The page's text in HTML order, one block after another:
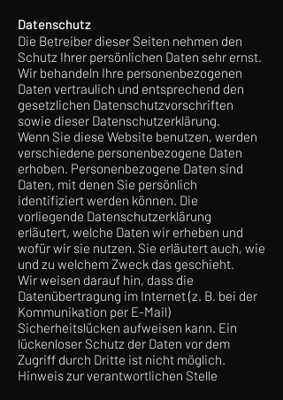
Datenschutz
Die Betreiber dieser Seiten nehmen den
Schutz Ihrer persönlichen Daten sehr ernst.
Wir behandeln Ihre personenbezogenen
Daten vertraulich und entsprechend den
gesetzlichen Datenschutzvorschriften
sowie dieser Datenschutzerklärung.
Wenn Sie diese Website benutzen, werden
verschiedene personenbezogene Daten
erhoben. Personenbezogene Daten sind
Daten, mit denen Sie persönlich
identifiziert werden können. Die
vorliegende Datenschutzerklärung
erläutert, welche Daten wir erheben und
wofür wir sie nutzen. Sie erläutert auch, wie
und zu welchem Zweck das geschieht.
Wir weisen darauf hin, dass die
Datenübertragung im Internet (z. B. bei der
Kommunikation per E-Mail)
Sicherheitslücken aufweisen kann. Ein
lückenloser Schutz der Daten vor dem
Zugriff durch Dritte ist nicht möglich.
Hinweis zur verantwortlichen Stelle